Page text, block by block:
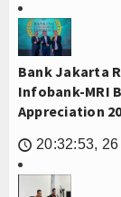
Bank Jakarta
Infobank-MRI
Appreciation
🕔 20:32:53,